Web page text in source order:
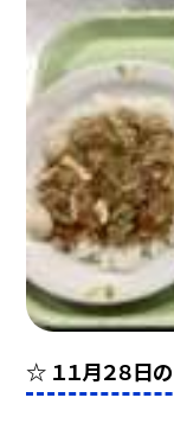
☆ １１月２８日